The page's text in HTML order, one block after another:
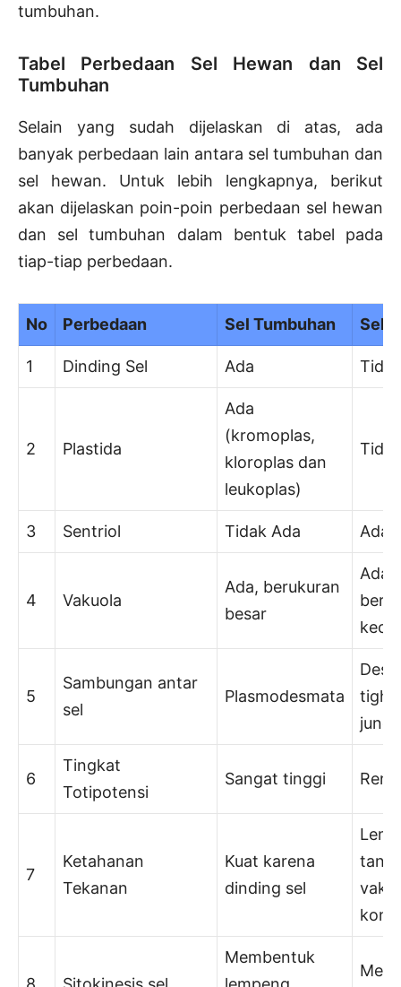
tumbuhan.
Tabel Perbedaan Sel Hewan dan Sel
Tumbuhan
Selain yang sudah dijelaskan di atas, ada
banyak perbedaan lain antara sel tumbuhan dan
sel hewan. Untuk lebih lengkapnya, berikut
akan dijelaskan poin-poin perbedaan sel hewan
dan sel tumbuhan dalam bentuk tabel pada
tiap-tiap perbedaan.
No Perbedaan Sel Tumbuhan Sel
1 Dinding Sel Ada
2 Plastida
Ada
(kromoplas,
kloroplas dan
leukoplas)
3 Sentriol Tidak Ada Ada
4 Vakuola
Ada, berukuran
besar
Ada,
kecil
5
Sambungan antar
sel
Plasmodesmata
tight
6
Tingkat
Totipotensi
Sangat tinggi
7
Ketahanan
Tekanan
Kuat karena
dinding sel
Membentuk